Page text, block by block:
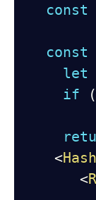
const
const
let
if
(
<
<